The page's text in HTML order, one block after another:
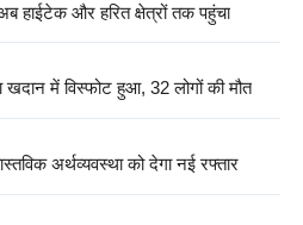
हाईटेक और हरित क्षेत्रों तक पहुंचा
खदान में विस्फोट हुआ, 32 लोगों की मौत
अर्थव्यवस्था को देगा नई रफ्तार